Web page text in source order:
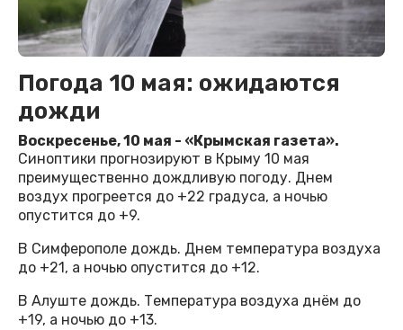
Погода 10 мая: ожидаются
дожди
Воскресенье, 10 мая - «Крымская газета».
Синоптики прогнозируют в Крыму 10 мая
преимущественно дождливую погоду. Днем
воздух прогреется до +22 градуса, а ночью
опустится до +9.
В Симферополе дождь. Днем температура воздуха
до +21, а ночью опустится до +12.
В Алуште дождь. Температура воздуха днём до
+19, а ночью до +13.